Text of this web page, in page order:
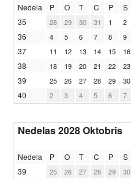
Nedela P O T C P S
35
28 29 30 31 1 2
36 4 5 6 7 8 9
37 11 12 13 14 15 16
38 18 19 20 21 22 23
39 25 26 27 28 29 30
40 2 3 4 5 6 7
Nedelas 2028 Oktobris
Nedela P O T C P S
39
25 26 27 28 29 30